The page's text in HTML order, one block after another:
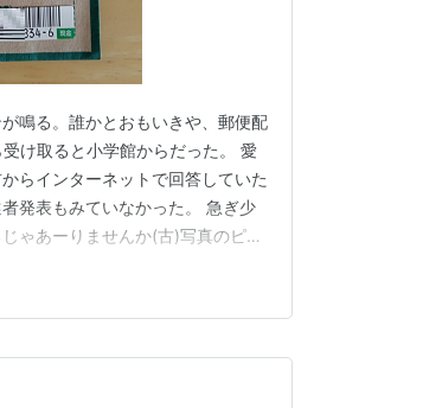
鳴る。誰かとおもいきや、郵便配
け取ると小学館からだった。 愛
らインターネットで回答していた
発表もみていなかった。 急ぎ少
ゃあーりませんか(古)写真のピン
は無縁となった年金暮らしにな